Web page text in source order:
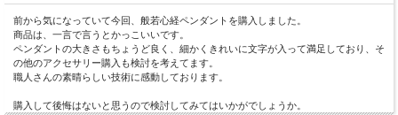
オプションで裏面に梵字でお名前を彫刻することも出来ます！（+10,500円）
■ シルバータイプもございます
→般若心経ペンダント・シルバー950製
前から気になっていて今回、般若心経ペンダントを購入しました。
商品は、一言で言うとかっこいいです。
ペンダントの大きさもちょうど良く、細かくきれいに文字が入って満足しており、そ
の他のアクセサリー購入も検討を考えてます。
職人さんの素晴らしい技術に感動しております。
購入して後悔はないと思うので検討してみてはいかがでしょうか。